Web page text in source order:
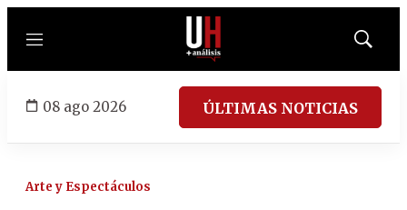
Menú
Mostrar
08 ago 2026 ÚLTIMAS NOTICIAS
Arte y Espectáculos